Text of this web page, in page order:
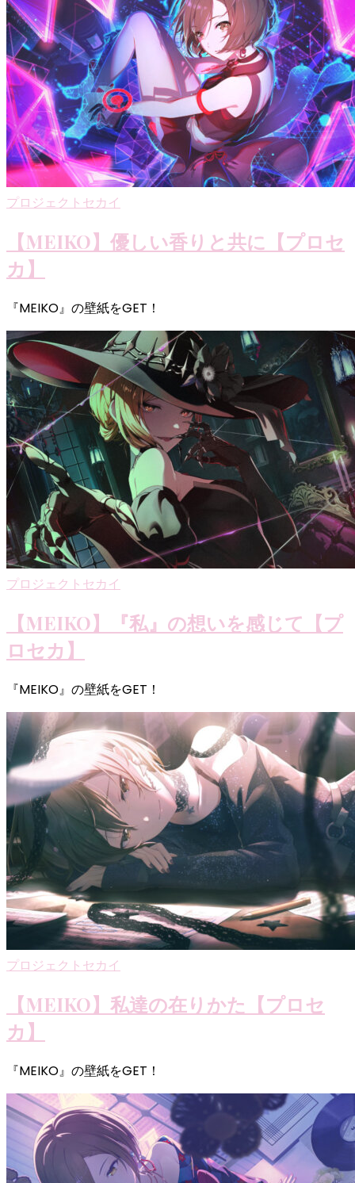
プロジェクトセカイ
【MEIKO】優しい香りと共に【プロセ
カ】
『MEIKO』の壁紙をGET！
プロジェクトセカイ
【MEIKO】『私』の想いを感じて【プ
ロセカ】
『MEIKO』の壁紙をGET！
プロジェクトセカイ
【MEIKO】私達の在りかた【プロセ
カ】
『MEIKO』の壁紙をGET！